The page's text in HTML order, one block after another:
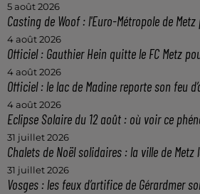
5 août 2026
Casting de Woof : l'Euro-Métropole de
4 août 2026
Officiel : Gauthier Hein quitte le FC Metz
4 août 2026
Officiel : le lac de Madine reporte son feu
4 août 2026
Eclipse Solaire du 12 août : où voir ce
31 juillet 2026
Chalets de Noël solidaires : la ville de Metz
31 juillet 2026
Vosges : les feux d’artifice de Gérardmer